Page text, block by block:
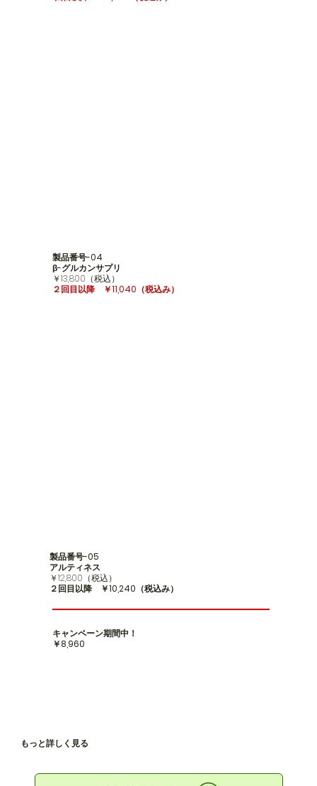
製品番号-04
​β-グルカンサプリ
​￥13,800（税込）
２回目以降 ￥11,040 （税込み）
もっと詳しく見る
製品番号-05
アルティネス
​￥12,800（税込）
２回目以降 ￥10,240 （税込み）
キャンペーン期間中！
​￥8,960